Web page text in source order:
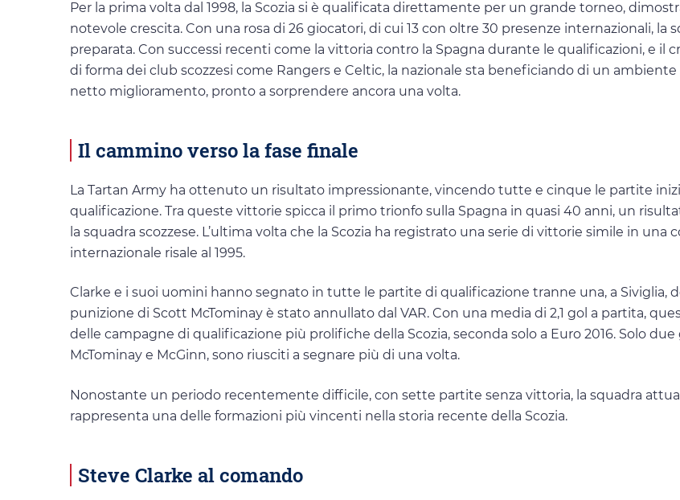
Per la prima volta dal 1998, la Scozia si è qualificata direttamente per un grande torneo,
notevole crescita. Con una rosa di 26 giocatori, di cui 13 con oltre 30 presenze internazionali, la
preparata. Con successi recenti come la vittoria contro la Spagna durante le qualificazioni, e il
di forma dei club scozzesi come Rangers e Celtic, la nazionale sta beneficiando di un ambiente
netto miglioramento, pronto a sorprendere ancora una volta.
Il cammino verso la fase finale
La Tartan Army ha ottenuto un risultato impressionante, vincendo tutte e cinque le partite
qualificazione. Tra queste vittorie spicca il primo trionfo sulla Spagna in quasi 40 anni, un
la squadra scozzese. L’ultima volta che la Scozia ha registrato una serie di vittorie simile in una
internazionale risale al 1995.
Clarke e i suoi uomini hanno segnato in tutte le partite di qualificazione tranne una, a Siviglia,
punizione di Scott McTominay è stato annullato dal VAR. Con una media di 2,1 gol a partita,
delle campagne di qualificazione più prolifiche della Scozia, seconda solo a Euro 2016. Solo due
McTominay e McGinn, sono riusciti a segnare più di una volta.
Nonostante un periodo recentemente difficile, con sette partite senza vittoria, la squadra
rappresenta una delle formazioni più vincenti nella storia recente della Scozia.
Steve Clarke al comando